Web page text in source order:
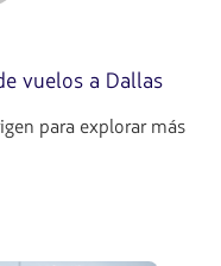
vuelos a Dallas
para explorar más